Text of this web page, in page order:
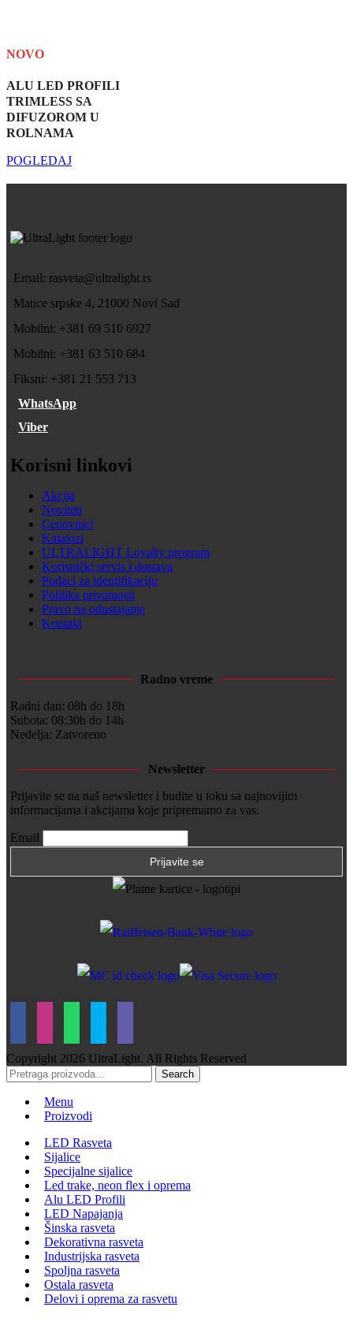
NOVO
ALU LED PROFILI
TRIMLESS SA
DIFUZOROM U
ROLNAMA
POGLEDAJ
Email: rasveta@ultralight.rs
Matice srpske 4, 21000 Novi Sad
Mobilni: +381 69 510 6927
Mobilni: +381 63 510 684
Fiksni: +381 21 553 713
WhatsApp
Viber
Korisni linkovi
Akcija
Noviteti
Cenovnici
Katalozi
ULTRALIGHT Loyalty program
Korisnički servis i dostava
Podaci za identifikaciju
Politika privatnosti
Pravo na odustajanje
Kontakt
Radno vreme
Radni dan: 08h do 18h
Subota: 08:30h do 14h
Nedelja: Zatvoreno
Newsletter
Prijavite se na naš newsletter i budite u toku sa najnovijim
informacijama i akcijama koje pripremamo za vas.
Email
Copyright 2026 UltraLight. All Rights Reserved
Search
Menu
Proizvodi
LED Rasveta
Sijalice
Specijalne sijalice
Led trake, neon flex i oprema
Alu LED Profili
LED Napajanja
Šinska rasveta
Dekorativna rasveta
Industrijska rasveta
Spoljna rasveta
Ostala rasveta
Delovi i oprema za rasvetu